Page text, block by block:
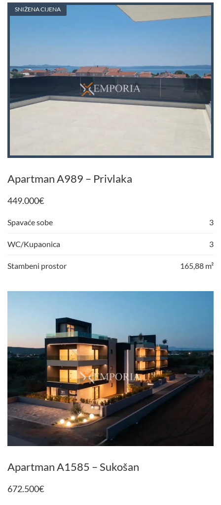
SNIŽENA CIJENA
Apartman A989 – Privlaka
449.000€
Spavaće sobe 3
WC/Kupaonica 3
Stambeni prostor 165,88 m²
Apartman A1585 – Sukošan
672.500€